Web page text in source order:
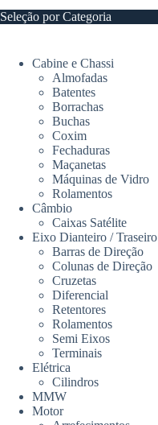
Seleção por Categoria
Cabine e Chassi
Almofadas
Batentes
Borrachas
Buchas
Coxim
Fechaduras
Maçanetas
Máquinas de Vidro
Rolamentos
Câmbio
Caixas Satélite
Eixo Dianteiro / Traseiro
Barras de Direção
Colunas de Direção
Cruzetas
Diferencial
Retentores
Rolamentos
Semi Eixos
Terminais
Elétrica
Cilindros
MMW
Motor